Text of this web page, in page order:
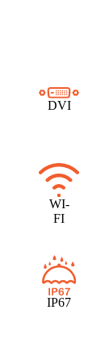
DVI
WI-
FI
IP67